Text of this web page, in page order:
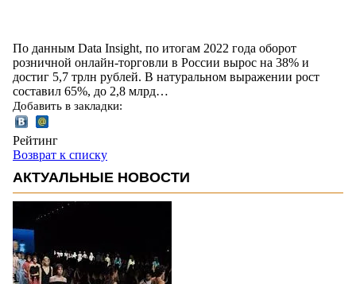
По данным Data Insight, по итогам 2022 года оборот
розничной онлайн-торговли в России вырос на 38% и
достиг 5,7 трлн рублей. В натуральном выражении рост
составил 65%, до 2,8 млрд…
Добавить в закладки:
Рейтинг
Возврат к списку
АКТУАЛЬНЫЕ НОВОСТИ